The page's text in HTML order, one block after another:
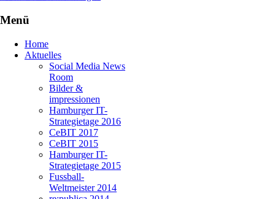
Menü
Home
Aktuelles
Social Media News
Room
Bilder &
impressionen
Hamburger IT-
Strategietage 2016
CeBIT 2017
CeBIT 2015
Hamburger IT-
Strategietage 2015
Fussball-
Weltmeister 2014